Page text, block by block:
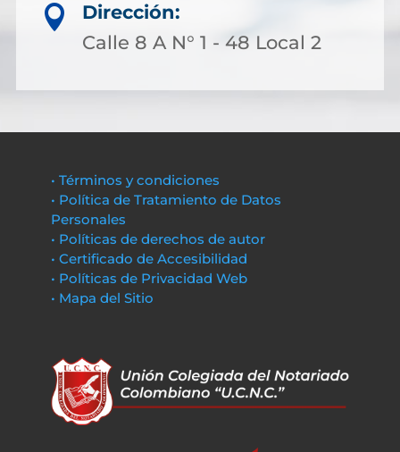

Dirección:
Calle 8 A N° 1 - 48 Local 2
• Términos y condiciones
• Política de Tratamiento de Datos
Personales
• Políticas de derechos de autor
• Certificado de Accesibilidad
• Políticas de Privacidad Web
• Mapa del Sitio